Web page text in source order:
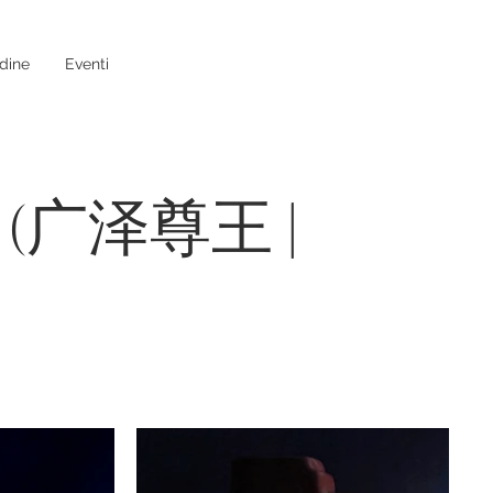
Eventi
(广泽尊王 |